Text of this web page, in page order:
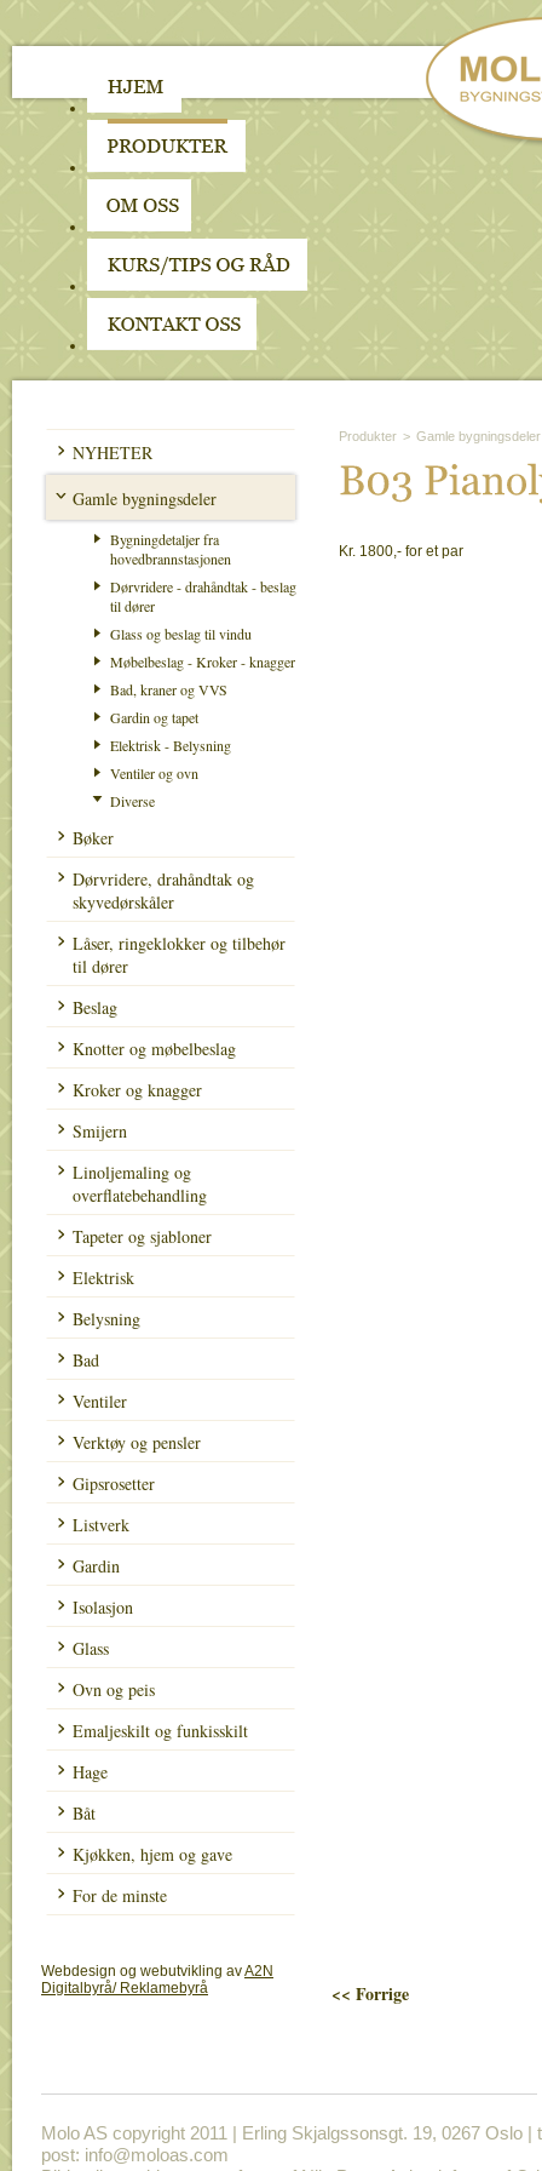
NYHETER
Gamle bygningsdeler
Bygningdetaljer fra
hovedbrannstasjonen
Dørvridere - drahåndtak - beslag
til dører
Glass og beslag til vindu
Møbelbeslag - Kroker - knagger
Bad, kraner og VVS
Gardin og tapet
Elektrisk - Belysning
Ventiler og ovn
Diverse
Bøker
Dørvridere, drahåndtak og
skyvedørskåler
Låser, ringeklokker og tilbehør
til dører
Beslag
Knotter og møbelbeslag
Kroker og knagger
Smijern
Linoljemaling og
overflatebehandling
Tapeter og sjabloner
Elektrisk
Belysning
Bad
Ventiler
Verktøy og pensler
Gipsrosetter
Listverk
Gardin
Isolasjon
Glass
Ovn og peis
Emaljeskilt og funkisskilt
Hage
Båt
Kjøkken, hjem og gave
For de minste
Produkter > Gamle bygningsdeler
B03
Kr. 1800,- for et par
<< Forrige
Molo AS copyright 2011 | Erling Skjalgssonsgt. 19, 0267 Oslo |
post: info@moloas.com
Webdesign og webutvikling avA2N
Digitalbyrå/ Reklamebyrå